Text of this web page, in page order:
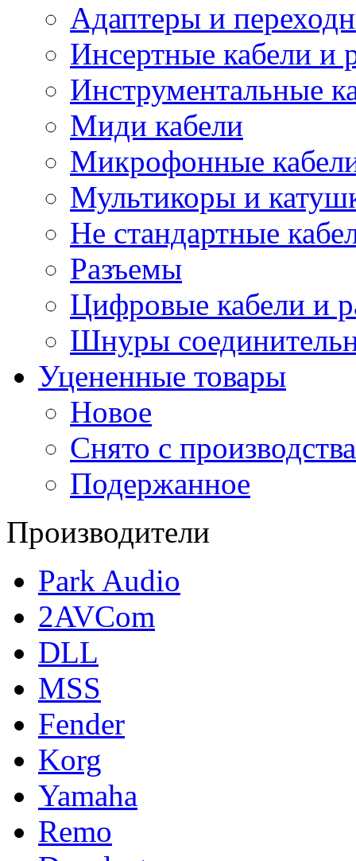
Адаптеры и
Инсертные кабели и
Инструментальные
Миди кабели
Микрофонные
Мультикоры и
Не стандартные
Разъемы
Цифровые кабели и
Шнуры
Уцененные товары
Новое
Снято с производства
Подержанное
Производители
Park Audio
2AVCom
DLL
MSS
Fender
Korg
Yamaha
Remo